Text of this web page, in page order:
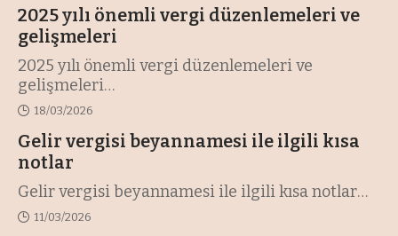
2025 yılı önemli vergi düzenlemeleri ve
gelişmeleri
2025 yılı önemli vergi düzenlemeleri ve
gelişmeleri…
18/03/2026
Gelir vergisi beyannamesi ile ilgili kısa
notlar
Gelir vergisi beyannamesi ile ilgili kısa notlar…
11/03/2026